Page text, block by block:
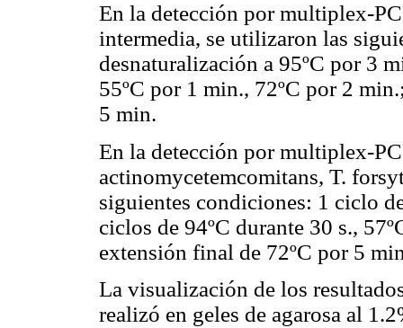
En la detección por multiplex-
intermedia, se utilizaron las
desnaturalización a 95ºC por 3
55ºC por 1 min., 72ºC por 2
5 min.
En la detección por multiplex-
actinomycetemcomitans, T.
siguientes condiciones: 1 ciclo
ciclos de 94ºC durante 30 s.,
extensión final de 72ºC por 5
La visualización de los
realizó en geles de agarosa al